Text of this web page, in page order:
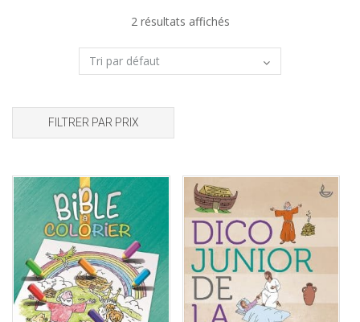
2 résultats affichés
FILTRER PAR PRIX